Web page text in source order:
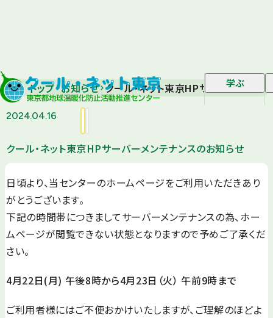
学ぶ
トップ お知らせ クール・ネット東京HPサーバーメンテ
2024.04.16
クール・ネット東京HPサーバーメンテナンスのお知らせ
日頃より、当センターのホームページをご利用いただきあり
がとうございます。
下記の時間帯につきましてサーバーメンテナンスの為、ホー
ムページが閲覧できない状態となりますので予めご了承くだ
さい。
4月22日(月) 午後8時から4月23日（火） 午前9時まで
ご利用者様にはご不便おかけいたしますが、ご理解のほどよ